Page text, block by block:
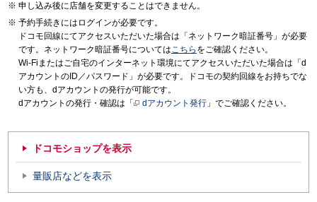
申し込み後に店舗を変更することはできません。
予約手続きにはログインが必要です。
ドコモ回線にてアクセスいただいた場合は「ネットワーク暗証番号」が必要
です。ネットワーク暗証番号についてはこちら をご確認ください。
Wi-Fiまたはご自宅のインターネット環境にてアクセスいただいた場合は「d
アカウントのID／パスワード」が必要です。ドコモの契約回線をお持ちでな
い方も、dアカウントの発行が可能です。
dアカウントの発行・確認は「
dアカウント発行 」でご確認ください。
ドコモショップを表示
量販店などを表示